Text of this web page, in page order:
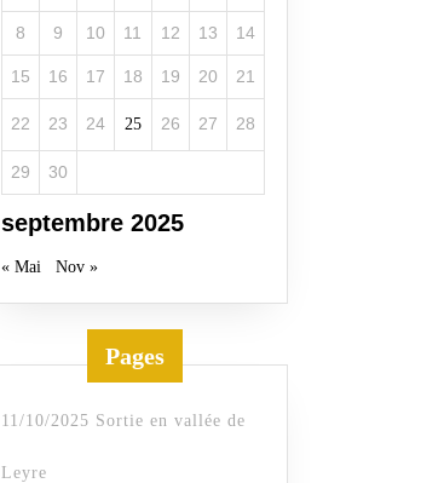
septembre 2025
8 9 10 11 12 13 14
15 16 17 18 19 20 21
22 23 24 25 26 27 28
29 30
« Mai Nov »
Pages
11/10/2025 Sortie en vallée de
Leyre